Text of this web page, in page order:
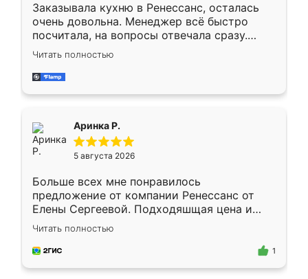
Заказывала кухню в Ренессанс, осталась
очень довольна. Менеджер всё быстро
посчитала, на вопросы отвечала сразу.
Замерщик приехал в субботу, подошёл к
делу со всей ответственностью. Собрали
за день, ребята работали аккуратно, даже
Читать полностью
Аринка Р.
5 августа 2026
Больше всех мне понравилось
предложение от компании Ренессанс от
Елены Сергеевой. Подходяшщая цена и
короткие сроки изготовления. Приехавший
для замера сотрудник Владислав
предложил по моему эскизу самый
Читать полностью
1